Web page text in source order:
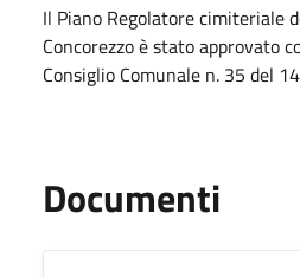
Il Piano Regolatore cimiteriale
Concorezzo è stato approvato
Consiglio Comunale n. 35 del
Documenti